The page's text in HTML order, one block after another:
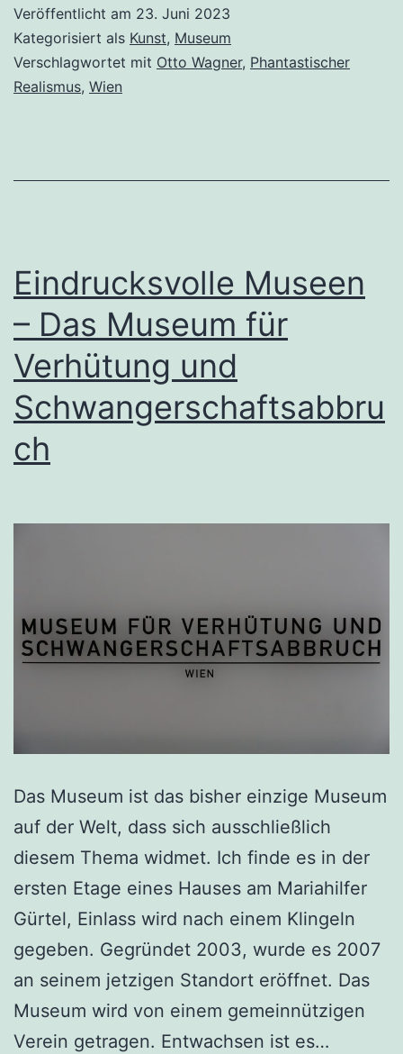
Formen
und
Farben,
Fuchs-
Veröffentlicht am 23. Juni 2023
Kategorisiert als Kunst, Museum
Verschlagwortet mit Otto Wagner, Phantastischer
Realismus, Wien
Eindrucksvolle Museen
– Das Museum für
Verhütung und
Schwangerschaftsabbru
ch
Das Museum ist das bisher einzige Museum
auf der Welt, dass sich ausschließlich
diesem Thema widmet. Ich finde es in der
ersten Etage eines Hauses am Mariahilfer
Gürtel, Einlass wird nach einem Klingeln
gegeben. Gegründet 2003, wurde es 2007
an seinem jetzigen Standort eröffnet. Das
Museum wird von einem gemeinnützigen
Verein getragen. Entwachsen ist es…